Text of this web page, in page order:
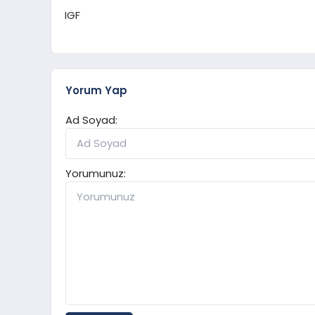
IGF
Yorum Yap
Ad Soyad:
Yorumunuz: